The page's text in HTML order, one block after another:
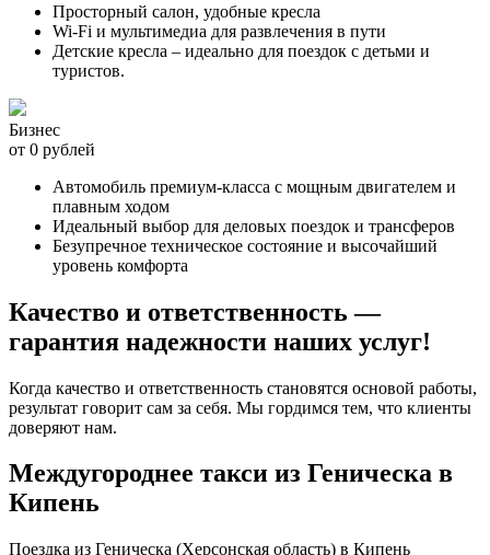
Просторный салон, удобные кресла
Wi-Fi и мультимедиа для развлечения в пути
Детские кресла – идеально для поездок с детьми и
туристов.
Бизнес
от 0 рублей
Автомобиль премиум-класса с мощным двигателем и
плавным ходом
Идеальный выбор для деловых поездок и трансферов
Безупречное техническое состояние и высочайший
уровень комфорта
Качество и ответственность —
гарантия надежности наших услуг!
Когда качество и ответственность становятся основой работы,
результат говорит сам за себя. Мы гордимся тем, что клиенты
доверяют нам.
Междугороднее такси из Геническа в
Кипень
Поездка из Геническа (Херсонская область) в Кипень